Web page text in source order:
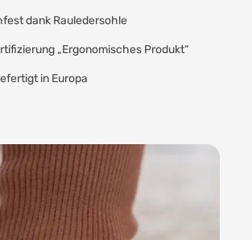
dank Rauledersohle
„Ergonomisches Produkt“
in Europa